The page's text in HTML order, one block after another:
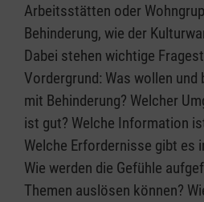
Arbeitsstätten oder
Behinderung, wie der
Dabei stehen wichtige
Vordergrund: Was wollen
mit Behinderung? Welcher
ist gut? Welche Information
Welche Erfordernisse gibt es
Wie werden die Gefühle
Themen auslösen können?